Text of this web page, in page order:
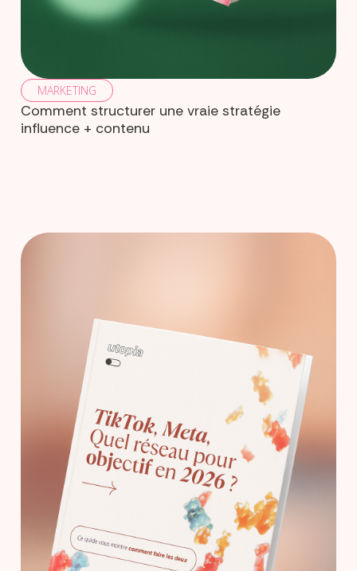
MARKETING
Comment structurer une vraie stratégie
influence + contenu